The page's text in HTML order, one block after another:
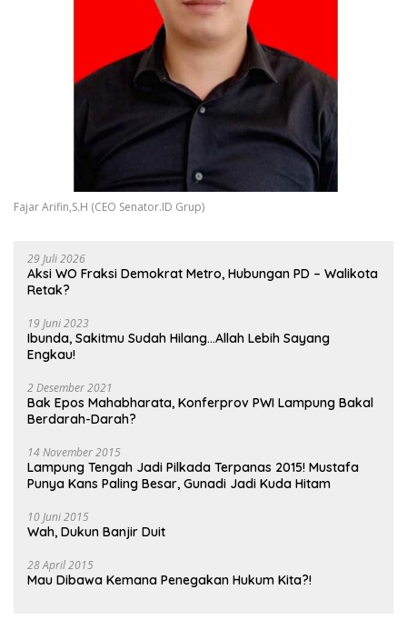
Fajar Arifin,S.H (CEO Senator.ID Grup)
29 Juli 2026
Aksi WO Fraksi Demokrat Metro, Hubungan PD – Walikota
Retak?
19 Juni 2023
Ibunda, Sakitmu Sudah Hilang…Allah Lebih Sayang
Engkau!
2 Desember 2021
Bak Epos Mahabharata, Konferprov PWI Lampung Bakal
Berdarah-Darah?
14 November 2015
Lampung Tengah Jadi Pilkada Terpanas 2015! Mustafa
Punya Kans Paling Besar, Gunadi Jadi Kuda Hitam
10 Juni 2015
Wah, Dukun Banjir Duit
28 April 2015
Mau Dibawa Kemana Penegakan Hukum Kita?!